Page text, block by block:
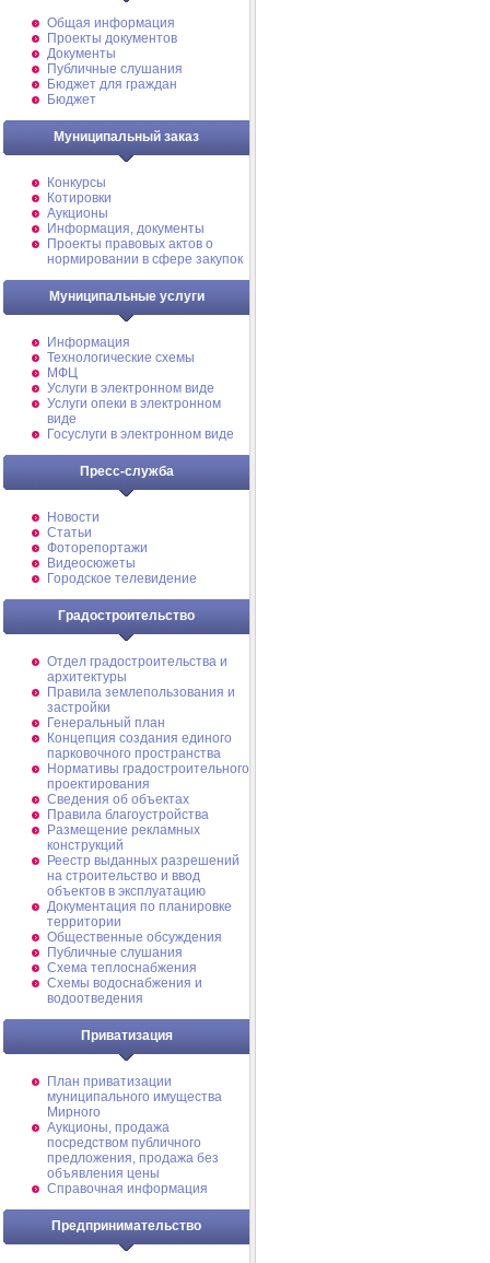
Общая информация
Проекты документов
Документы
Публичные слушания
Бюджет для граждан
Бюджет
Муниципальный заказ
Конкурсы
Котировки
Аукционы
Информация, документы
Проекты правовых актов о
нормировании в сфере закупок
Муниципальные услуги
Информация
Технологические схемы
МФЦ
Услуги в электронном виде
Услуги опеки в электронном
виде
Госуслуги в электронном виде
Пресс-служба
Новости
Статьи
Фоторепортажи
Видеосюжеты
Городское телевидение
Градостроительство
Отдел градостроительства и
архитектуры
Правила землепользования и
застройки
Генеральный план
Концепция создания единого
парковочного пространства
Нормативы градостроительного
проектирования
Сведения об объектах
Правила благоустройства
Размещение рекламных
конструкций
Реестр выданных разрешений
на строительство и ввод
объектов в эксплуатацию
Документация по планировке
территории
Общественные обсуждения
Публичные слушания
Схема теплоснабжения
Схемы водоснабжения и
водоотведения
Приватизация
План приватизации
муниципального имущества
Мирного
Аукционы, продажа
посредством публичного
предложения, продажа без
объявления цены
Справочная информация
Предпринимательство